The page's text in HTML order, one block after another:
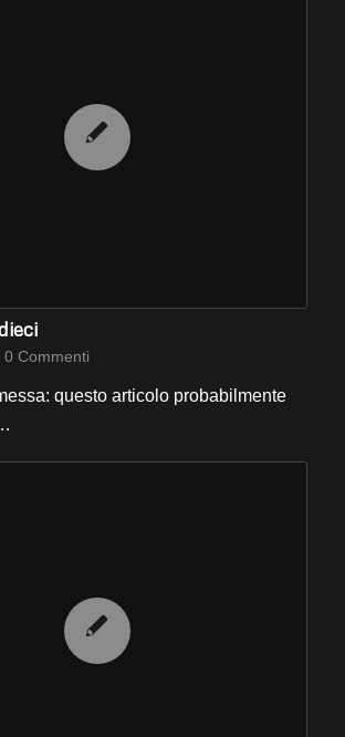
0 Commenti
questo articolo probabilmente